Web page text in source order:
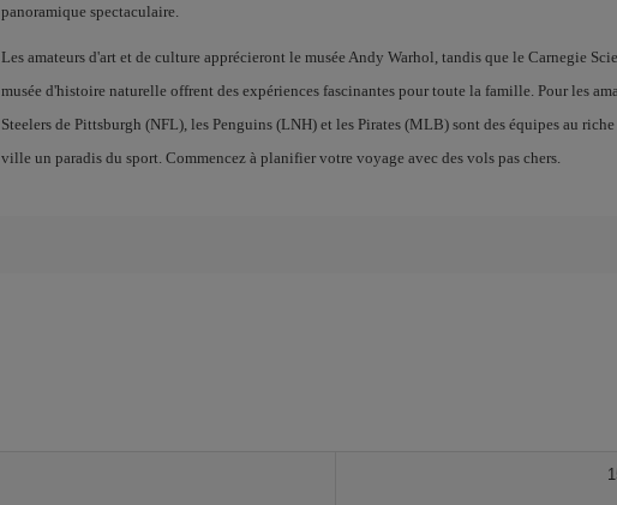
panoramique spectaculaire.
Les amateurs d'art et de culture apprécieront le musée Andy Warhol, tandis que le Carnegie
musée d'histoire naturelle offrent des expériences fascinantes pour toute la famille. Pour les
Steelers de Pittsburgh (NFL), les Penguins (LNH) et les Pirates (MLB) sont des équipes au
ville un paradis du sport. Commencez à planifier votre voyage avec des vols pas chers.